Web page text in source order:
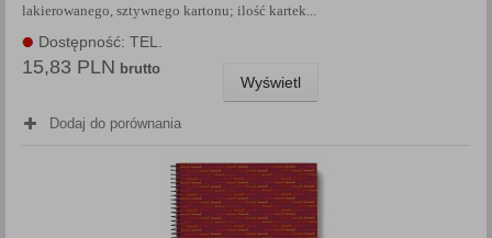
lakierowanego, sztywnego kartonu; ilość kartek...
Dostępność: TEL.
15,83 PLN brutto
Wyświetl
Dodaj do porównania